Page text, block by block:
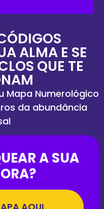
ALMA E SE
QUE TE
Mapa Numerológico
da abundância
A SUA